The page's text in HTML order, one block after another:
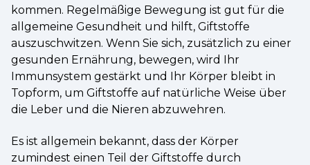
kommen. Regelmäßige Bewegung ist gut für die
allgemeine Gesundheit und hilft, Giftstoffe
auszuschwitzen. Wenn Sie sich, zusätzlich zu einer
gesunden Ernährung, bewegen, wird Ihr
Immunsystem gestärkt und Ihr Körper bleibt in
Topform, um Giftstoffe auf natürliche Weise über
die Leber und die Nieren abzuwehren.
Es ist allgemein bekannt, dass der Körper
zumindest einen Teil der Giftstoffe durch